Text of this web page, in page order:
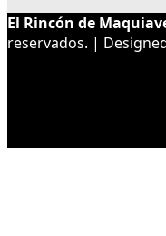
El Rincón de
reservados. |